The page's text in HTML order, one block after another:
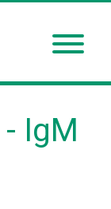
IgM